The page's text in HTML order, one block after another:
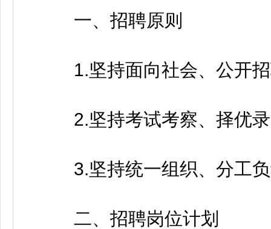
一、招聘原则
1.坚持面向社会、公开招
2.坚持考试考察、择优录
3.坚持统一组织、分工负
二、招聘岗位计划